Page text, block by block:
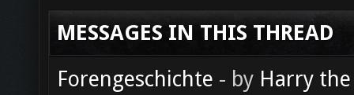
MESSAGES IN THIS THREAD
Forengeschichte - by Harry